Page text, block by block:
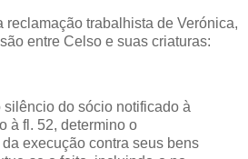
reclamação trabalhista de Verónica,
entre Celso e suas criaturas:
silêncio do sócio notificado à
à fl. 52, determino o
execução contra seus bens